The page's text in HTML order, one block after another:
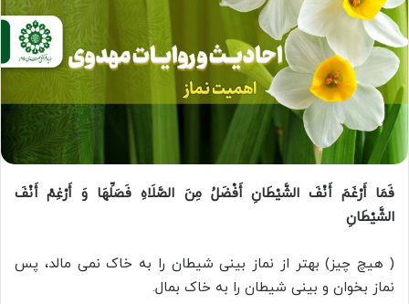
فَمَا أَرْغَمَ أَنْفَ‏ الشَّیْطَانِ‏ أَفْضَلُ مِنَ الصَّلَاهِ فَصَلِّهَا وَ أَرْغِمْ أَنْفَ‏
الشَّیْطَانِ‏
( هیچ چیز) بهتر از نماز بینی شیطان را به خاک نمی مالد، پس
نماز بخوان و بینی شیطان را به خاک بمال.